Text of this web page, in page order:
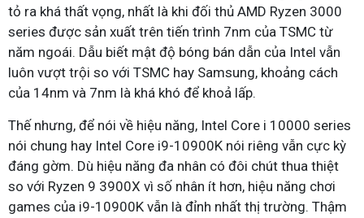
tỏ ra khá thất vọng, nhất là khi đối thủ AMD Ryzen 3000
series được sản xuất trên tiến trình 7nm của TSMC từ
năm ngoái. Dẫu biết mật độ bóng bán dẫn của Intel vẫn
luôn vượt trội so với TSMC hay Samsung, khoảng cách
của 14nm và 7nm là khá khó để khoả lấp.
Thế nhưng, để nói về hiệu năng, Intel Core i 10000 series
nói chung hay Intel Core i9-10900K nói riêng vẫn cực kỳ
đáng gờm. Dù hiệu năng đa nhân có đôi chút thua thiệt
so với Ryzen 9 3900X vì số nhân ít hơn, hiệu năng chơi
games của i9-10900K vẫn là đỉnh nhất thị trường. Thậm